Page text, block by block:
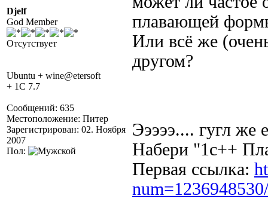
Djelf
God Member
Отсутствует
Ubuntu + wine@etersoft
+ 1C 7.7
Сообщений: 635
Местоположение: Питер
Зарегистрирован: 02. Ноября
2007
Пол:
плавающей
Или всё же
другом?
Эээээ.... гугл же
Набери "1с++
Первая ссылка: